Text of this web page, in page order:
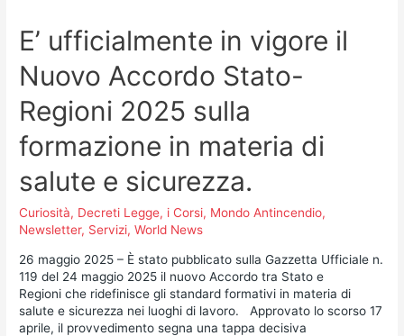
E’ ufficialmente in vigore il
Nuovo Accordo Stato-
Regioni 2025 sulla
formazione in materia di
salute e sicurezza.
Curiosità, Decreti Legge, i Corsi, Mondo Antincendio,
Newsletter, Servizi,World News
26 maggio 2025 – È stato pubblicato sulla Gazzetta Ufficiale n.
119 del 24 maggio 2025 il nuovo Accordo tra Stato e
Regioni che ridefinisce gli standard formativi in materia di
salute e sicurezza nei luoghi di lavoro. Approvato lo scorso 17
aprile, il provvedimento segna una tappa decisiva